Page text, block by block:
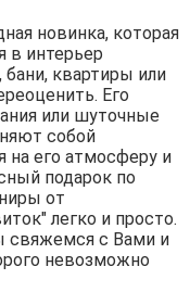
новинка, которая
в интерьер
бани, квартиры или
Его
или шуточные
собой
на его атмосферу и
подарок по
от
легко и просто.
свяжемся с Вами и
невозможно